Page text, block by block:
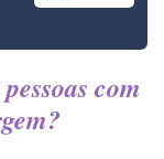
com